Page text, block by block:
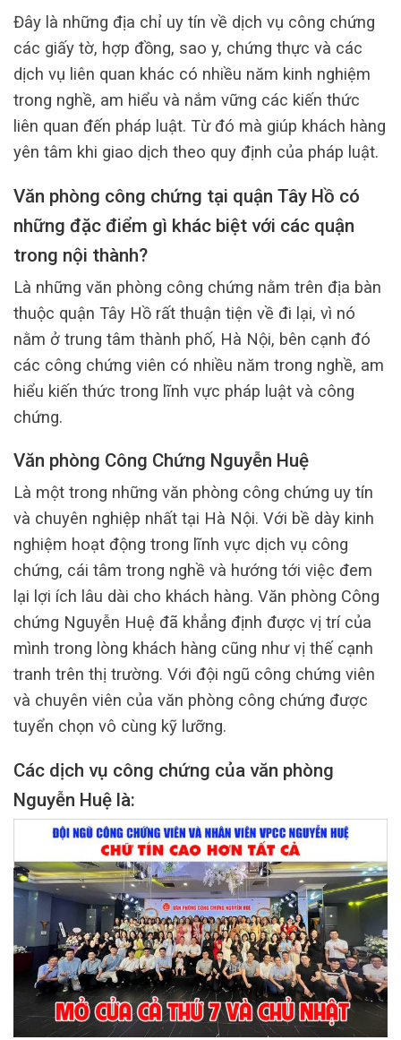
Đây là những địa chỉ uy tín về dịch vụ công chứng
các giấy tờ, hợp đồng, sao y, chứng thực và các
dịch vụ liên quan khác có nhiều năm kinh nghiệm
trong nghề, am hiểu và nắm vững các kiến thức
liên quan đến pháp luật. Từ đó mà giúp khách hàng
yên tâm khi giao dịch theo quy định của pháp luật.
Văn phòng công chứng tại quận Tây Hồ có
những đặc điểm gì khác biệt với các quận
trong nội thành?
Là những văn phòng công chứng nằm trên địa bàn
thuộc quận Tây Hồ rất thuận tiện về đi lại, vì nó
nằm ở trung tâm thành phố, Hà Nội, bên cạnh đó
các công chứng viên có nhiều năm trong nghề, am
hiểu kiến thức trong lĩnh vực pháp luật và công
chứng.
Văn phòng Công Chứng Nguyễn Huệ
Là một trong những văn phòng công chứng uy tín
và chuyên nghiệp nhất tại Hà Nội. Với bề dày kinh
nghiệm hoạt động trong lĩnh vực dịch vụ công
chứng, cái tâm trong nghề và hướng tới việc đem
lại lợi ích lâu dài cho khách hàng. Văn phòng Công
chứng Nguyễn Huệ đã khẳng định được vị trí của
mình trong lòng khách hàng cũng như vị thế cạnh
tranh trên thị trường. Với đội ngũ công chứng viên
và chuyên viên của văn phòng công chứng được
tuyển chọn vô cùng kỹ lưỡng.
Các dịch vụ công chứng của văn phòng
Nguyễn Huệ là: